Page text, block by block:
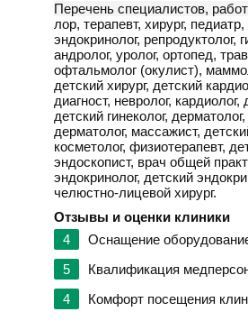
Перечень специалистов,
лор, терапевт, хирург,
эндокринолог, репродуктолог,
андролог, уролог, ортопед,
офтальмолог (окулист),
детский хирург, детский
диагност, невролог, кардиолог,
детский гинеколог,
дерматолог, массажист,
косметолог, физиотерапевт,
эндоскопист, врач общей
эндокринолог, детский
челюстно-лицевой хирург.
Отзывы и оценки клиники
4
Оснащение
5
Квалификация
4
Комфорт посещения